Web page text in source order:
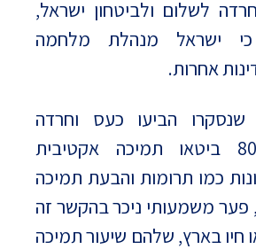
לשלום ולביטחון ישראל,
כי ישראל מנהלת מלחמה
אחרות.
שנסקרו הביעו כעס וחרדה
מהמלחמה, וכ-80% ביטאו תמיכה אקטיבית
כמו תרומות והבעת תמיכה
פער משמעותי ניכר בהקשר זה
חיו בארץ, שלהם שיעור תמיכה